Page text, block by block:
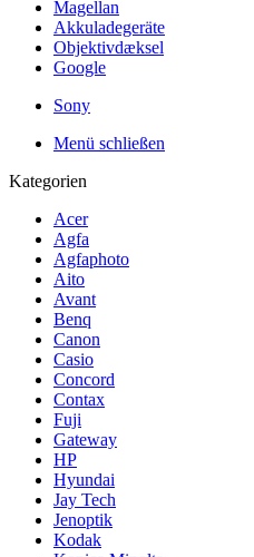
Magellan
Akkuladegeräte
Objektivdæksel
Google
Sony
Menü schließen
Kategorien
Acer
Agfa
Agfaphoto
Aito
Avant
Benq
Canon
Casio
Concord
Contax
Fuji
Gateway
HP
Hyundai
Jay Tech
Jenoptik
Kodak